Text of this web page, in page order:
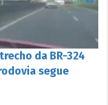
da BR-324
segue